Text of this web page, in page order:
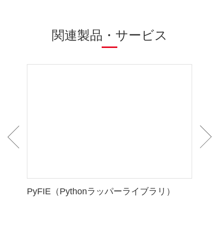
関連製品・サービス
PyFIE（Pythonラッパーライブラリ）